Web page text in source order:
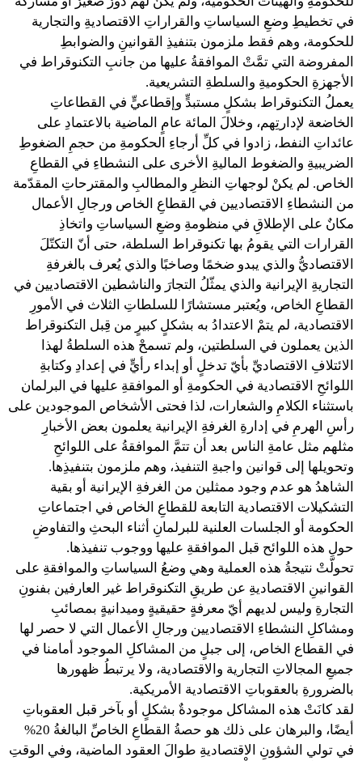
في تخطيطِ وضعِ السياساتِ والقراراتِ الاقتصاديةِ والتجارية
للحكومة، وهم فقط ملزمون بتنفيذِ القوانينِ والضوابطِ
المفروضة التي تمَّتْ الموافقةُ عليها من جانبِ التكنوقراط في
الأجهزةِ الحكوميةِ والسلطةِ التشريعية.
يعملُ التكنوقراط بشكلٍ مستبدٍّ وإقطاعيٍّ في القطاعاتِ
الخاضعة لإدارتِهم، وخلالَ المائة عامٍ الماضية بالاعتمادِ على
عائداتِ النفط، زادوا في كلِّ أرجاءِ الحكومةِ من حجمِ الضغوطِ
الضريبيةِ والضغوط الماليةِ الأخرى على النشطاءِ في القطاعِ
الخاص. لم يكنْ لوجهاتِ النظرِ والمطالبِ والمقترحاتِ المقدّمة
من النشطاءِ الاقتصاديين في القطاعِ الخاص ورجالِ الأعمال
مكانٌ على الإطلاقِ في منظومةِ وضعِ السياساتِ واتخاذِ
القرارات التي يقومُ بها تكنوقراط السلطة، حتى أنّ التكتّلَ
الاقتصاديُّ والذي يبدو ضخمًا وصاخبًا والذي يُعرف بالغرفةِ
التجاريةِ الإيرانية والذي يمثّلُ التجارَ والناشطين الاقتصاديين في
القطاعِ الخاص، ويُعتبر مستشارًا للسلطاتِ الثلاث في الأمورِ
الاقتصادية، لم يتمْ الاعتدادُ به بشكلٍ كبيرٍ من قِبل التكنوقراط
الذين يعملون في السلطتين، ولم تسمحْ هذه السلطةُ لهذا
الائتلافِ الاقتصاديِّ بأيّ تدخلٍ أو إبداء رأيٍّ في إعدادِ وكتابةِ
اللوائحِ الاقتصادية في الحكومةِ أو الموافقةِ عليها في البرلمان
باستثناء الكلامِ والشعارات، لذا فحتى الأشخاص الموجودين على
رأسِ الهرمِ في إدارةِ الغرفةِ الإيرانية يعلمون بعض الأخبارِ
مثلهم مثل عامةِ الناس بعد أن تتمَّ الموافقةُ على اللوائحِ
وتحويلها إلى قوانين واجبةِ التنفيذ، وهم ملزمون بتنفيذِها.
الشاهدُ هو عدم وجود ممثلين من الغرفةِ الإيرانية أو بقية
التشكيلات الاقتصادية التابعة للقطاعِ الخاص في اجتماعاتِ
الحكومة أو الجلسات العلنية للبرلمانِ أثناء البحثِ والتفاوضِ
حول هذه اللوائح قبل الموافقةِ عليها ووجوب تنفيذها.
تحولَّتْ نتيجةُ هذه العملية وهي وضعُ السياساتِ والموافقةِ على
القوانينِ الاقتصاديةِ عن طريقِ التكنوقراط غير العارفين بفنونِ
التجارةِ وليس لديهم أيّ معرفةٍ حقيقيةٍ وميدانيةٍ بمصائبِ
ومشاكلِ النشطاءِ الاقتصاديين ورجالِ الأعمال التي لا حصر لها
في القطاع الخاص، إلى جبلٍ من المشاكلِ الموجود أمامنا في
جميعِ المجالاتِ التجارية والاقتصادية، ولا يرتبطُ ظهورها
بالضرورةِ بالعقوباتِ الاقتصادية الأمريكية.
لقد كانَتْ هذه المشاكل موجودةٌ بشكلٍ أو بآخر قبل العقوباتِ
أيضًا، والبرهان على ذلك هو حصةُ القطاعِ الخاصِّ البالغةُ 20%
في تولي الشؤونِ الاقتصاديةِ طوالَ العقود الماضية، وفي الوقتِ